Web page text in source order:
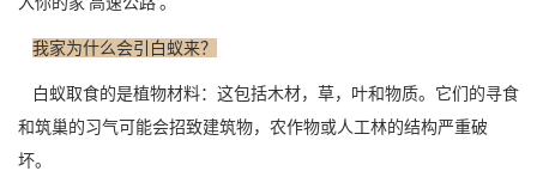
我家为什么会引白蚁来？
白蚁取食的是植物材料：这包括木材，草，叶和物质。它们的寻食
和筑巢的习气可能会招致建筑物，农作物或人工林的结构严重破
坏。